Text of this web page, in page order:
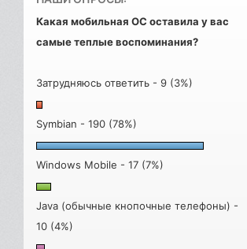
Какая мобильная ОС оставила у вас
самые теплые воспоминания?
Затрудняюсь ответить - 9 (3%)
Symbian - 190 (78%)
Windows Mobile - 17 (7%)
Java (обычные кнопочные телефоны) -
10 (4%)